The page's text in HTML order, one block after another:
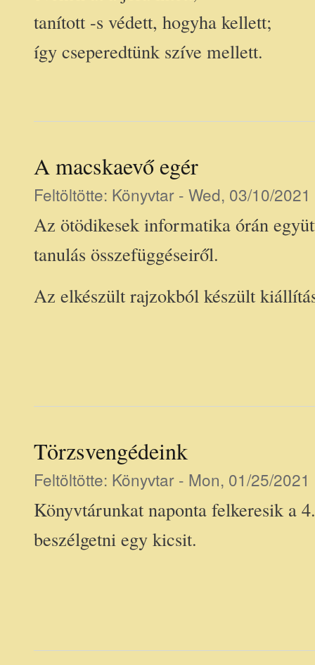
tanított -s védett, hogyha kellett;
így cseperedtünk szíve mellett.
A macskaevő egér
Feltöltötte: Könyvtar - Wed, 03/10/
Az ötödikesek informatika órán
tanulás összefüggéseiről.
Az elkészült rajzokból készült
Törzsvengédeink
Feltöltötte: Könyvtar - Mon, 01/25/
Könyvtárunkat naponta felkeresik a
beszélgetni egy kicsit.